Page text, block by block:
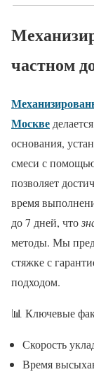
частном
Москве
основания,
смеси с
позволяет
время
до 7 дней, что
методы. Мы
стяжке с
подходом.
📊 Ключевые
Скорость
Время